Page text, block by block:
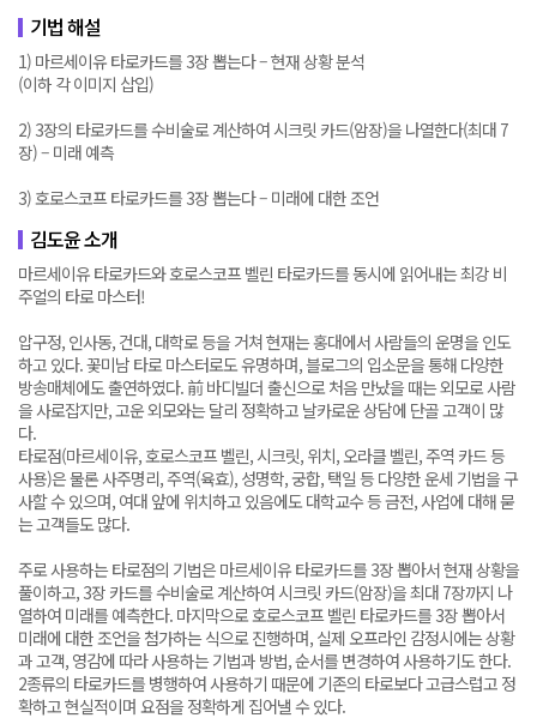
기법 해설
1) 마르세이유 타로카드를 3장 뽑는다 – 현재 상황 분석
(이하 각 이미지 삽입)
2) 3장의 타로카드를 수비술로 계산하여 시크릿 카드(암장)을 나열한다(최대 7
장) – 미래 예측
3) 호로스코프 타로카드를 3장 뽑는다 – 미래에 대한 조언
김도윤 소개
마르세이유 타로카드와 호로스코프 벨린 타로카드를 동시에 읽어내는 최강 비
주얼의 타로 마스터!
압구정, 인사동, 건대, 대학로 등을 거쳐 현재는 홍대에서 사람들의 운명을 인도
하고 있다. 꽃미남 타로 마스터로도 유명하며, 블로그의 입소문을 통해 다양한
방송매체에도 출연하였다. 前 바디빌더 출신으로 처음 만났을 때는 외모로 사람
을 사로잡지만, 고운 외모와는 달리 정확하고 날카로운 상담에 단골 고객이 많
다.
타로점(마르세이유, 호로스코프 벨린, 시크릿, 위치, 오라클 벨린, 주역 카드 등
사용)은 물론 사주명리, 주역(육효), 성명학, 궁합, 택일 등 다양한 운세 기법을 구
사할 수 있으며, 여대 앞에 위치하고 있음에도 대학교수 등 금전, 사업에 대해 묻
는 고객들도 많다.
주로 사용하는 타로점의 기법은 마르세이유 타로카드를 3장 뽑아서 현재 상황을
풀이하고, 3장 카드를 수비술로 계산하여 시크릿 카드(암장)을 최대 7장까지 나
열하여 미래를 예측한다. 마지막으로 호로스코프 벨린 타로카드를 3장 뽑아서
미래에 대한 조언을 첨가하는 식으로 진행하며, 실제 오프라인 감정시에는 상황
과 고객, 영감에 따라 사용하는 기법과 방법, 순서를 변경하여 사용하기도 한다.
2종류의 타로카드를 병행하여 사용하기 때문에 기존의 타로보다 고급스럽고 정
확하고 현실적이며 요점을 정확하게 집어낼 수 있다.